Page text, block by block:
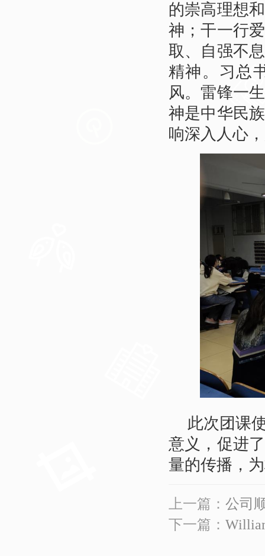
的崇高理想
神；干一行
取、自强不
精神。习总
风。雷锋一
神是中华民
响深入人心
此次团课
意义，促进
量的传播，
上一篇： 公司
下一篇：